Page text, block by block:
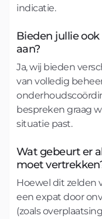
indicatie.
Bieden jullie
aan?
Ja, wij bieden
van volledig
bespreken graag
situatie past.
Wat gebeurt er
moet
Hoewel dit zelden
een expat door
(zoals